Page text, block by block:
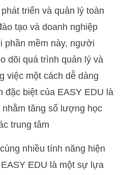
triển và quản lý toàn
tạo và doanh nghiệp
phần mềm này, người
dõi quá trình quản lý và
việc một cách dễ dàng
đặc biệt của EASY EDU là
tăng số lượng học
trung tâm
nhiều tính năng hiện
EDU là một sự lựa